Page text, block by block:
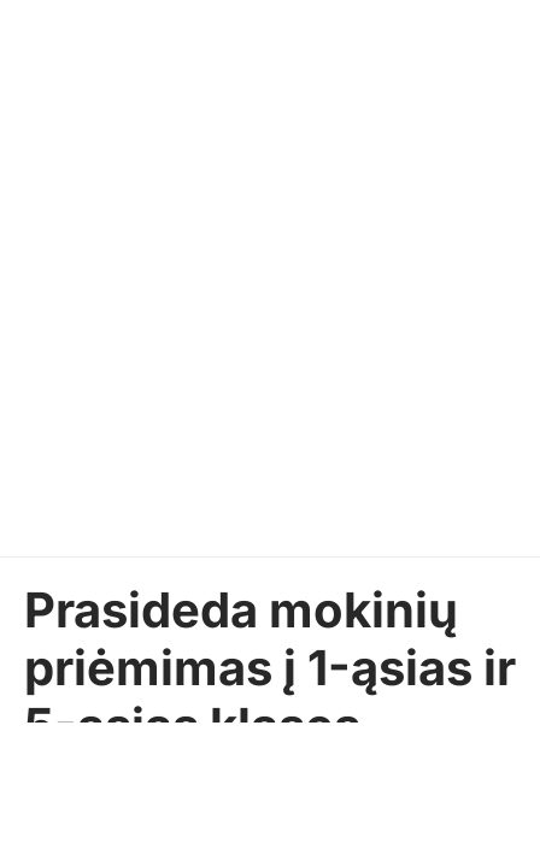
Prasideda mokinių
priėmimas į 1-ąsias ir
5-ąsias klases